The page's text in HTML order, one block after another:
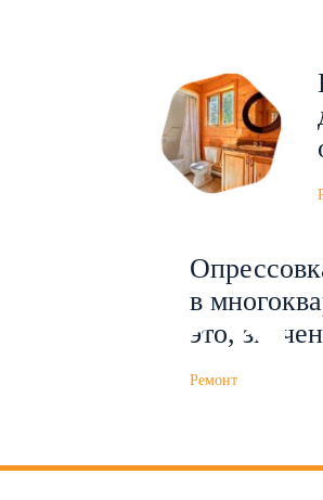
в
это,
Ремонт